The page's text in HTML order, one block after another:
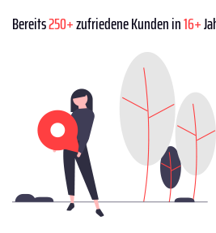
Bereits250+zufriedene Kunden in16+